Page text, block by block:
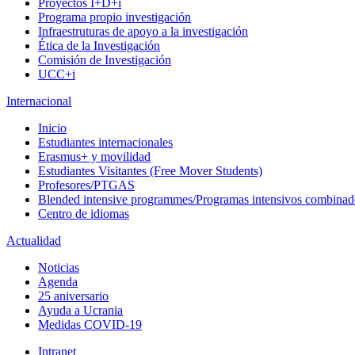
Proyectos I+D+i
Programa propio investigación
Infraestruturas de apoyo a la investigación
Ética de la Investigación
Comisión de Investigación
UCC+i
Internacional
Inicio
Estudiantes internacionales
Erasmus+ y movilidad
Estudiantes Visitantes (Free Mover Students)
Profesores/PTGAS
Blended intensive programmes/Programas intensivos
Centro de idiomas
Actualidad
Noticias
Agenda
25 aniversario
Ayuda a Ucrania
Medidas COVID-19
Intranet